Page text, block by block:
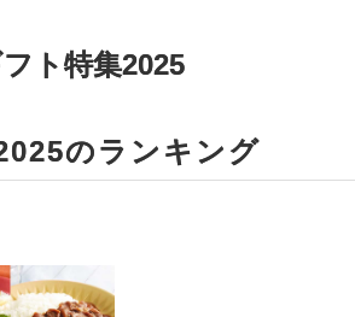
ト特集2025
のランキング